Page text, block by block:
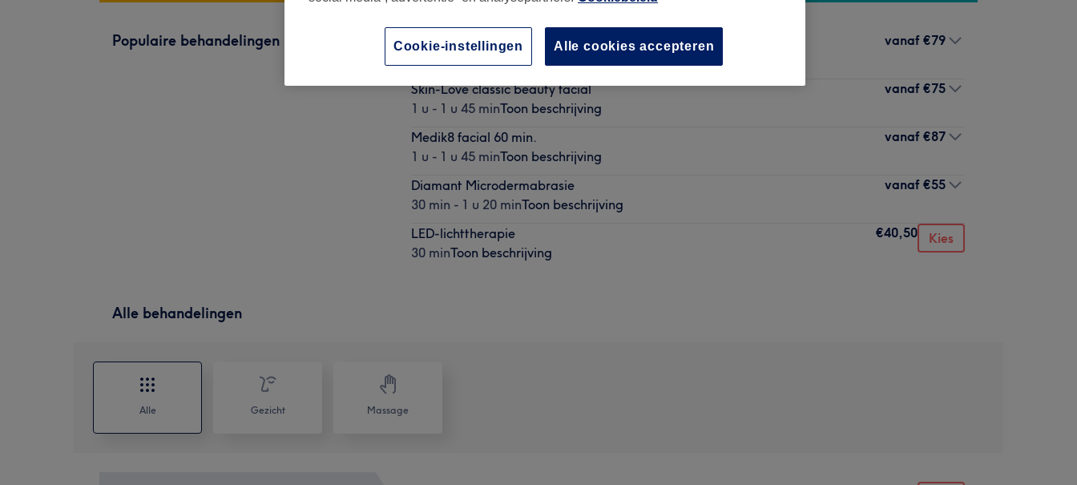
Populaire behandelingen
Bindweefselmassage - Gezicht
vanaf €79
Skin-Love classic beauty facial
1 u - 1 u 45 minToon beschrijving
vanaf €75
Medik8 facial 60 min.
1 u - 1 u 45 minToon beschrijving
vanaf €87
Diamant Microdermabrasie
30 min - 1 u 20 minToon beschrijving
vanaf €55
LED-lichttherapie
30 minToon beschrijving
€40,50 Kies
Alle behandelingen
Alle Gezicht Massage
Alle cookies accepteren
Cookie-instellingen